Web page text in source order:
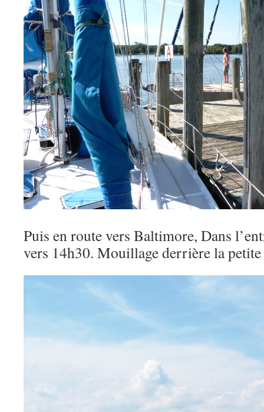
Puis en route vers Baltimore, Dans
vers 14h30. Mouillage derrière la